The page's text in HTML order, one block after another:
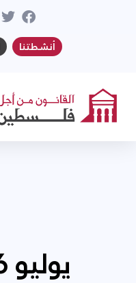
أنشطتنا
يوليو 16, 2020